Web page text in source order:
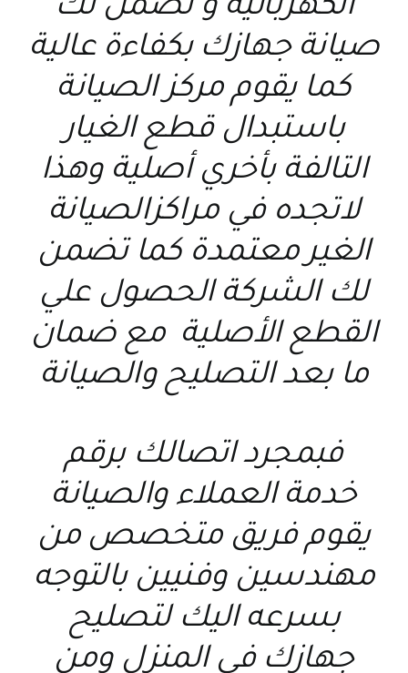
الكهربائية و تضمن لك
صيانة جهازك بكفاءة عالية
كما يقوم مركز الصيانة
باستبدال قطع الغيار
التالفة بأخري أصلية وهذا
لاتجده في مراكزالصيانة
الغير معتمدة كما تضمن
لك الشركة الحصول علي
القطع الأصلية مع ضمان
ما بعد التصليح والصيانة
فبمجرد اتصالك برقم
خدمة العملاء والصيانة
يقوم فريق متخصص من
مهندسين وفنيين بالتوجه
بسرعه اليك لتصليح
جهازك في المنزل ومن